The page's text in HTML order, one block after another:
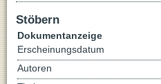
Stöbern
Dokumentanzeige
Erscheinungsdatum
Autoren